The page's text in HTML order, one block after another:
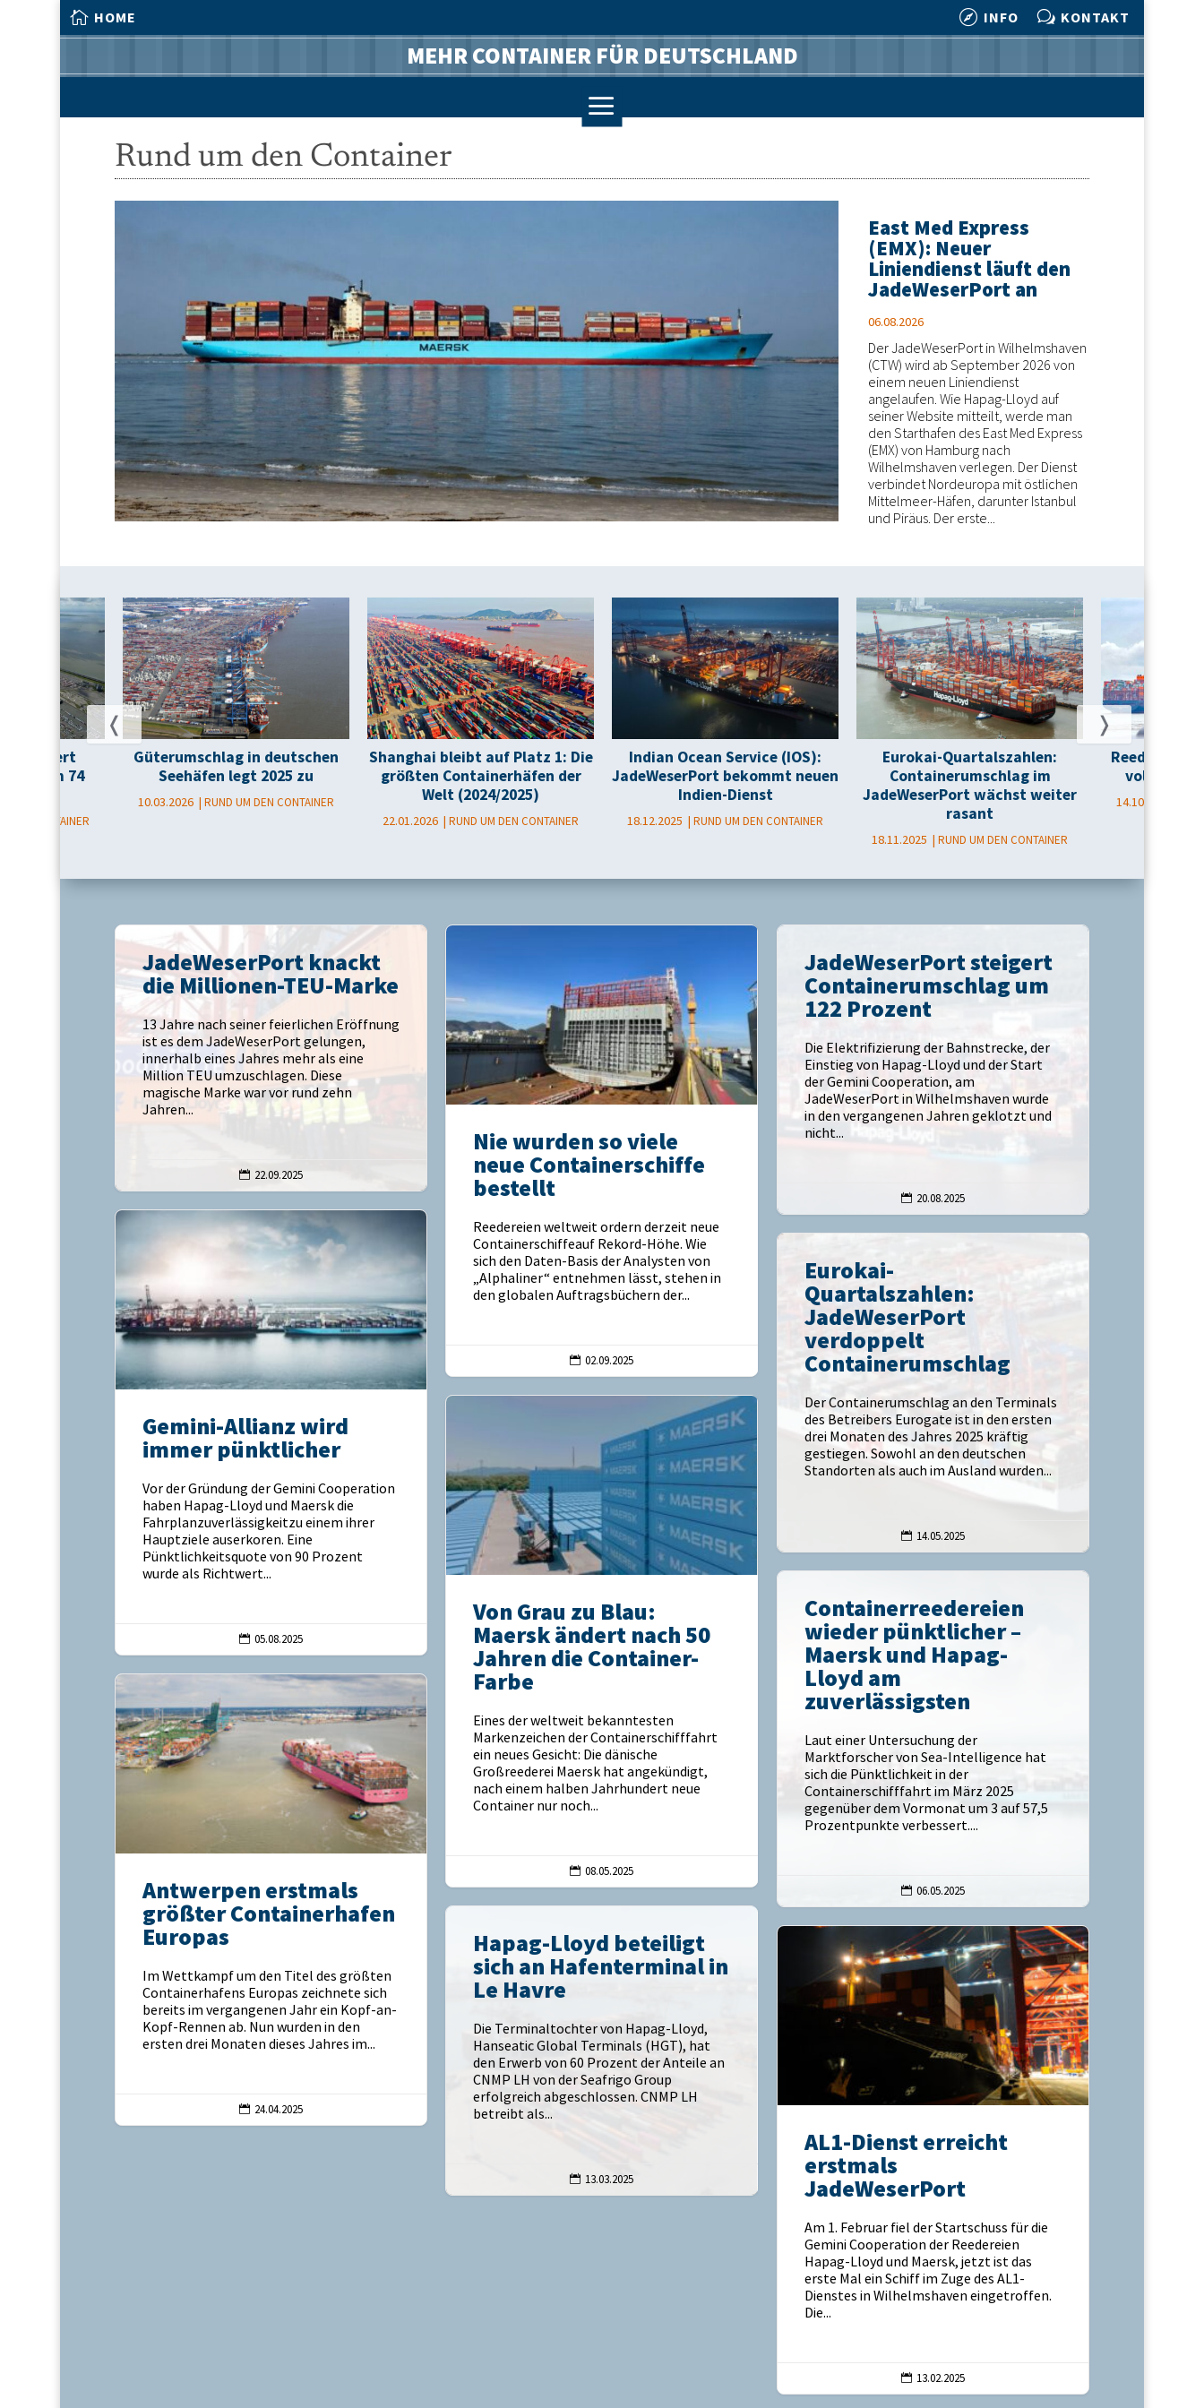
 HOME  INFO w KONTAKT
MEHR CONTAINER FÜR DEUTSCHLAND
a
Rund um den Container
East Med Express
(EMX): Neuer
Liniendienst läuft den
JadeWeserPort an
06.08.2026
Der JadeWeserPort in Wilhelmshaven
(CTW) wird ab September 2026 von
einem neuen Liniendienst
angelaufen. Wie Hapag-Lloyd auf
seiner Website mitteilt, werde man
den Starthafen des East Med Express
(EMX) von Hamburg nach
Wilhelmshaven verlegen. Der Dienst
verbindet Nordeuropa mit östlichen
Mittelmeer-Häfen, darunter Istanbul
und Piräus. Der erste...
steigert
um 74
DEN CONTAINER
Güterumschlag in deutschen
Seehäfen legt 2025 zu
10.03.2026 RUND UM DEN CONTAINER
Shanghai bleibt auf Platz 1: Die
größten Containerhäfen der
Welt (2024/2025)
22.01.2026 RUND UM DEN CONTAINER
Indian Ocean Service (IOS):
JadeWeserPort bekommt neuen
Indien-Dienst
18.12.2025 RUND UM DEN CONTAINER
Eurokai-Quartalszahlen:
Containerumschlag im
JadeWeserPort wächst weiter
rasant
18.11.2025 RUND UM DEN CONTAINER
Reedereien
volle
14.10.2025
JadeWeserPort knackt
die Millionen-TEU-Marke
13 Jahre nach seiner feierlichen Eröffnung
ist es dem JadeWeserPort gelungen,
innerhalb eines Jahres mehr als eine
Million TEU umzuschlagen. Diese
magische Marke war vor rund zehn
Jahren...
 22.09.2025
Nie wurden so viele
neue Containerschiffe
bestellt
Reedereien weltweit ordern derzeit neue
Containerschiffeauf Rekord-Höhe. Wie
sich den Daten-Basis der Analysten von
„Alphaliner“ entnehmen lässt, stehen in
den globalen Auftragsbüchern der...
 02.09.2025
JadeWeserPort steigert
Containerumschlag um
122 Prozent
Die Elektrifizierung der Bahnstrecke, der
Einstieg von Hapag-Lloyd und der Start
der Gemini Cooperation, am
JadeWeserPort in Wilhelmshaven wurde
in den vergangenen Jahren geklotzt und
nicht...
 20.08.2025
Gemini-Allianz wird
immer pünktlicher
Vor der Gründung der Gemini Cooperation
haben Hapag-Lloyd und Maersk die
Fahrplanzuverlässigkeitzu einem ihrer
Hauptziele auserkoren. Eine
Pünktlichkeitsquote von 90 Prozent
wurde als Richtwert...
 05.08.2025
Eurokai-
Quartalszahlen:
JadeWeserPort
verdoppelt
Containerumschlag
Der Containerumschlag an den Terminals
des Betreibers Eurogate ist in den ersten
drei Monaten des Jahres 2025 kräftig
gestiegen. Sowohl an den deutschen
Standorten als auch im Ausland wurden...
 14.05.2025
Von Grau zu Blau:
Maersk ändert nach 50
Jahren die Container-
Farbe
Eines der weltweit bekanntesten
Markenzeichen der Containerschifffahrt
ein neues Gesicht: Die dänische
Großreederei Maersk hat angekündigt,
nach einem halben Jahrhundert neue
Container nur noch...
 08.05.2025
Containerreedereien
wieder pünktlicher –
Maersk und Hapag-
Lloyd am
zuverlässigsten
Laut einer Untersuchung der
Marktforscher von Sea-Intelligence hat
sich die Pünktlichkeit in der
Containerschifffahrt im März 2025
gegenüber dem Vormonat um 3 auf 57,5
Prozentpunkte verbessert....
 06.05.2025
Antwerpen erstmals
größter Containerhafen
Europas
Im Wettkampf um den Titel des größten
Containerhafens Europas zeichnete sich
bereits im vergangenen Jahr ein Kopf-an-
Kopf-Rennen ab. Nun wurden in den
ersten drei Monaten dieses Jahres im...
 24.04.2025
Hapag-Lloyd beteiligt
sich an Hafenterminal in
Le Havre
Die Terminaltochter von Hapag-Lloyd,
Hanseatic Global Terminals (HGT), hat
den Erwerb von 60 Prozent der Anteile an
CNMP LH von der Seafrigo Group
erfolgreich abgeschlossen. CNMP LH
betreibt als...
 13.03.2025
AL1-Dienst erreicht
erstmals
JadeWeserPort
Am 1. Februar fiel der Startschuss für die
Gemini Cooperation der Reedereien
Hapag-Lloyd und Maersk, jetzt ist das
erste Mal ein Schiff im Zuge des AL1-
Dienstes in Wilhelmshaven eingetroffen.
Die...
 13.02.2025